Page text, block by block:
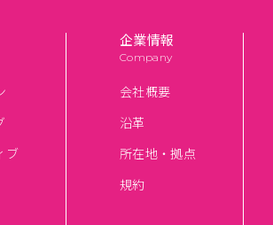
ブ
企業情報
Company
会社概要
沿革
所在地・拠点
規約